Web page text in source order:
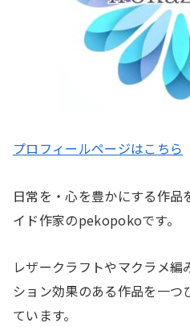
プロフィールページはこちら
日常を・心を豊かにする作品
イド作家のpekopokoです。
レザークラフトやマクラメ
ション効果のある作品を一つ
ています。